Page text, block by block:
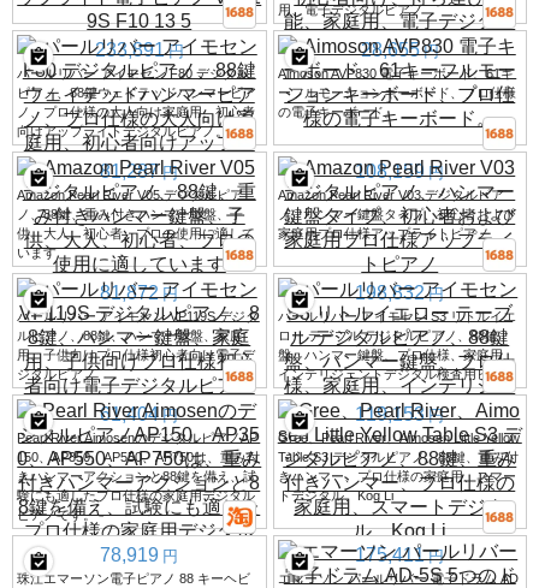
用、電子デジタルピアノ
233,891 円
パールリバー アイモセン F80 デジタル
ピアノ、88鍵ウェイテッドハンマーピア
ノ、プロ仕様の大人向け家庭用、初心者
向けアップライトデジタルピアノ。
28,655 円
Aimoson AVP830 電子キーボード、61キ
ーフルモーションキーボード、プロ仕様
の電子キーボード。
81,287 円
Amazon Pearl River V05 デジタルピア
ノ、88鍵、重み付きハンマー鍵盤、子
供、大人、初心者、プロの使用に適して
います
108,159 円
Amazon Pearl River V03 デジタルピア
ノ、ハンマー鍵盤タイプ、初心者および
家庭用プロ仕様アップライトピアノ
81,872 円
パールリバー アイモセン VP119S デジタ
ルピアノ、88鍵、ハンマー鍵盤、家庭
用、子供向けプロ仕様初心者向け電子デ
ジタルピアノ
198,832 円
パールリバー アイモセン S3 リトルイエ
ロー テーブル デジタルピアノ、88鍵
盤、ハンマー鍵盤、プロ仕様、家庭用、
インテリジェントデジタル検査用ピアノ
61,404 円
Pearl River AimosenのデジタルピアノAP
150、AP350、AP550、AP750は、重み付
きハンマーアクションと88鍵を備え、試
験にも適したプロ仕様の家庭用デジタル
ピアノです。
119,153 円
Gree、Pearl River、Aimosen Little Yellow
Table S3 デジタルピアノ、88鍵、重み付
きハンマー、プロ仕様の家庭用、スマー
トデジタル、Kog Li
78,919 円
珠江エマーソン電子ピアノ 88 キーヘビ
175,411 円
エマーソン パールリバー 電子ドラム AD